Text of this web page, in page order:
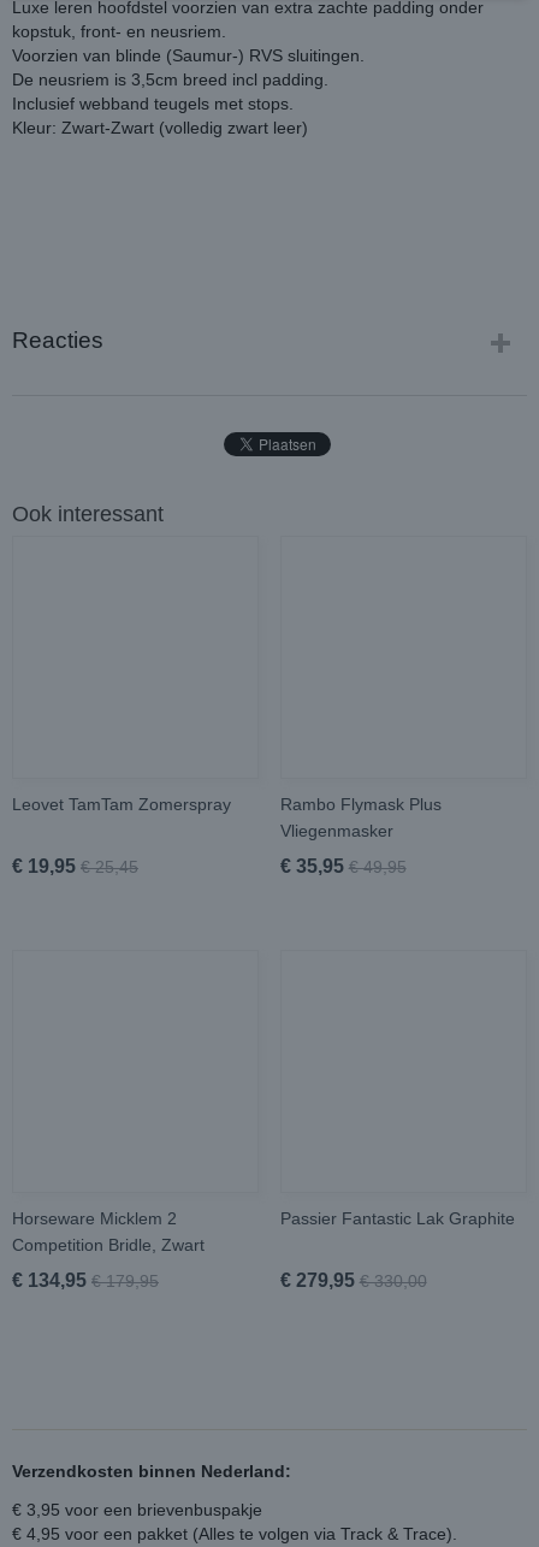
Luxe leren hoofdstel voorzien van extra zachte padding onder
kopstuk, front- en neusriem.
Voorzien van blinde (Saumur-) RVS sluitingen.
De neusriem is 3,5cm breed incl padding.
Inclusief webband teugels met stops.
Kleur: Zwart-Zwart (volledig zwart leer)
Reacties
Ook interessant
Leovet TamTam Zomerspray
€ 19,95 € 25,45
Rambo Flymask Plus
Vliegenmasker
€ 35,95 € 49,95
Horseware Micklem 2
Competition Bridle, Zwart
€ 134,95 € 179,95
Passier Fantastic Lak Graphite
€ 279,95 € 330,00
Verzendkosten binnen Nederland:
€ 3,95 voor een brievenbuspakje
€ 4,95 voor een pakket (Alles te volgen via Track & Trace).